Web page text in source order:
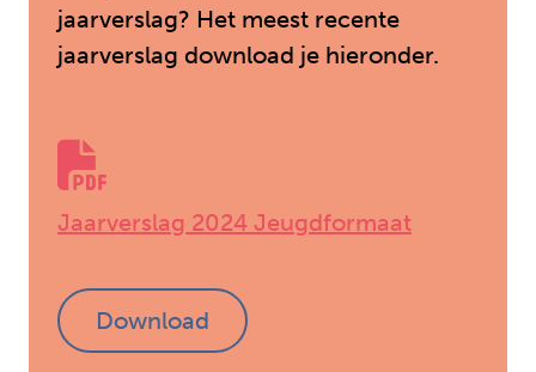
jaarverslag? Het meest recente
jaarverslag download je hieronder.
Jaarverslag 2024 Jeugdformaat
Download